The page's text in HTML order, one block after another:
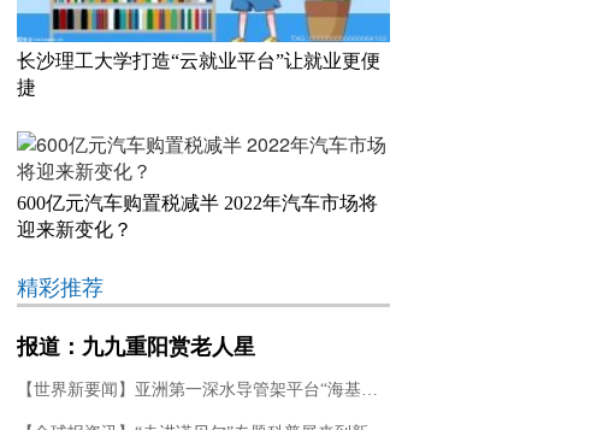
长沙理工大学打造“云就业平台”让就业更便
捷
600亿元汽车购置税减半 2022年汽车市场将
迎来新变化？
精彩推荐
报道：九九重阳赏老人星